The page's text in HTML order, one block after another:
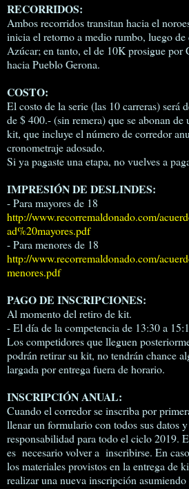
RECORRIDOS:
Ambos recorridos transitan hacia el
inicia el retorno a medio rumbo, luego de
Azúcar; en tanto, el de 10K prosigue por
hacia Pueblo Gerona.
COSTO:
El costo de la serie (las 10 carreras) será
de $ 400.- (sin remera) que se abonan de
kit, que incluye el número de corredor
cronometraje adosado.
Si ya pagaste una etapa, no vuelves a
IMPRESIÓN DE DESLINDES:
- Para mayores de 18
http://www.recorremaldonado.com/
ad%20mayores.pdf
- Para menores de 18
http://www.recorremaldonado.com/
menores.pdf
PAGO DE INSCRIPCIONES:
Al momento del retiro de kit.
- El día de la competencia de 13:30 a
Los competidores que lleguen
podrán retirar su kit, no tendrán chance
largada por entrega fuera de horario.
INSCRIPCIÓN ANUAL:
Cuando el corredor se inscriba por
llenar un formulario con todos sus datos
responsabilidad para todo el ciclo 2019.
es necesario volver a inscribirse. En
los materiales provistos en la entrega de
realizar una nueva inscripción